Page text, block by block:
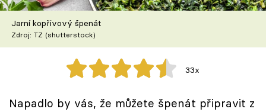
Škola vaření
Recepty z TV
Speciál: Cuketa
Těhotnej kuchař
Jarní kopřivový špenát
Zdroj: TZ (shutterstock)
33x
Napadlo by vás, že můžete špenát připravit z